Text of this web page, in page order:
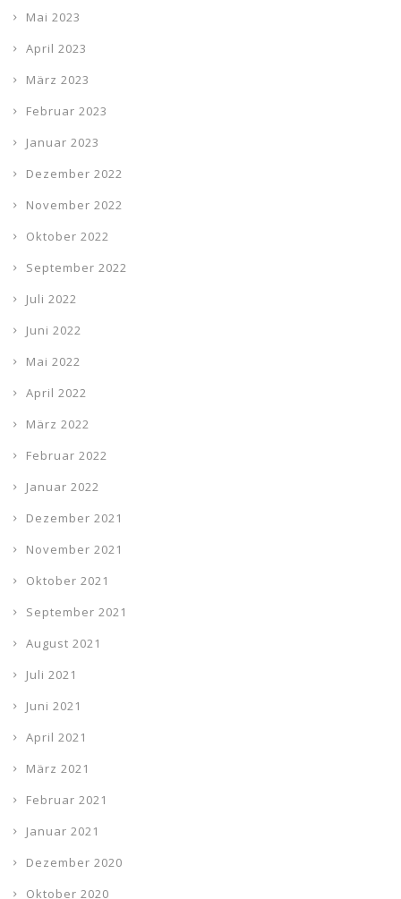
Mai 2023
April 2023
März 2023
Februar 2023
Januar 2023
Dezember 2022
November 2022
Oktober 2022
September 2022
Juli 2022
Juni 2022
Mai 2022
April 2022
März 2022
Februar 2022
Januar 2022
Dezember 2021
November 2021
Oktober 2021
September 2021
August 2021
Juli 2021
Juni 2021
April 2021
März 2021
Februar 2021
Januar 2021
Dezember 2020
Oktober 2020